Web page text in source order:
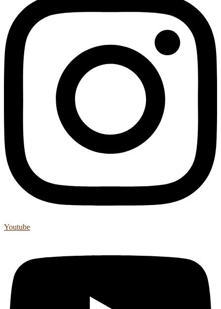
Youtube